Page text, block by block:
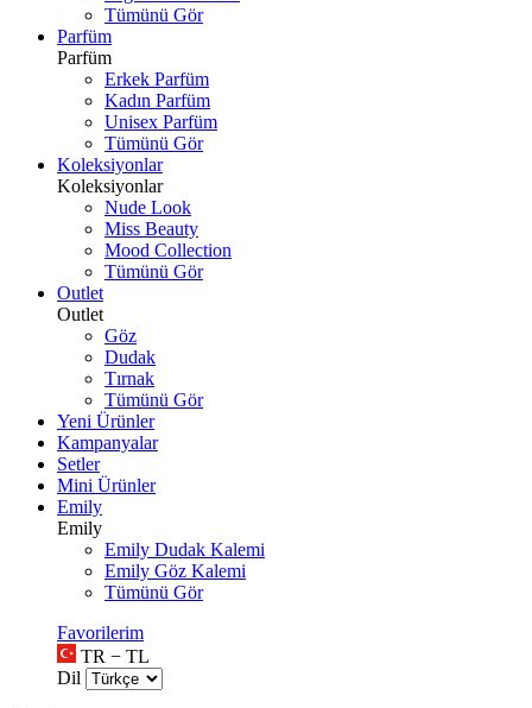
Tümünü Gör
Parfüm
Parfüm
Erkek Parfüm
Kadın Parfüm
Unisex Parfüm
Tümünü Gör
Koleksiyonlar
Koleksiyonlar
Nude Look
Miss Beauty
Mood Collection
Tümünü Gör
Outlet
Outlet
Göz
Dudak
Tırnak
Tümünü Gör
Yeni Ürünler
Kampanyalar
Setler
Mini Ürünler
Emily
Emily
Emily Dudak Kalemi
Emily Göz Kalemi
Tümünü Gör
Favorilerim
TR − TL
Dil